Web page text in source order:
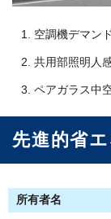
空調機デマン
共用部照明人
ペアガラス中
先進的省
所有者名